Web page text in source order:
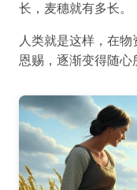
长，麦穗就有多长。
人类就是这样，在
恩赐，逐渐变得随心